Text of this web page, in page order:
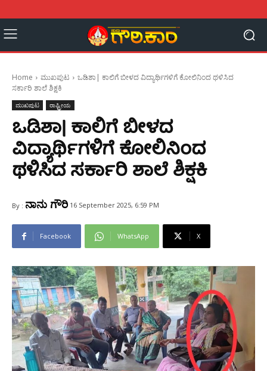
Home ಮುಖಪುಟ
ಒಡಿಶಾ| ಕಾಲಿಗೆ ಬೀಳದ ವಿದ್ಯಾರ್ಥಿಗಳಿಗೆ ಕೋಲಿನಿಂದ ಥಳಿಸಿದ
ಸರ್ಕಾರಿ ಶಾಲೆ ಶಿಕ್ಷಕಿ
ಮುಖಪುಟ ರಾಷ್ಟ್ರೀಯ
ಒಡಿಶಾ| ಕಾಲಿಗೆ ಬೀಳದ
ವಿದ್ಯಾರ್ಥಿಗಳಿಗೆ ಕೋಲಿನಿಂದ
ಥಳಿಸಿದ ಸರ್ಕಾರಿ ಶಾಲೆ ಶಿಕ್ಷಕಿ
By : ನಾನು ಗೌರಿ 16 September 2025, 6:59 PM
Facebook WhatsApp X